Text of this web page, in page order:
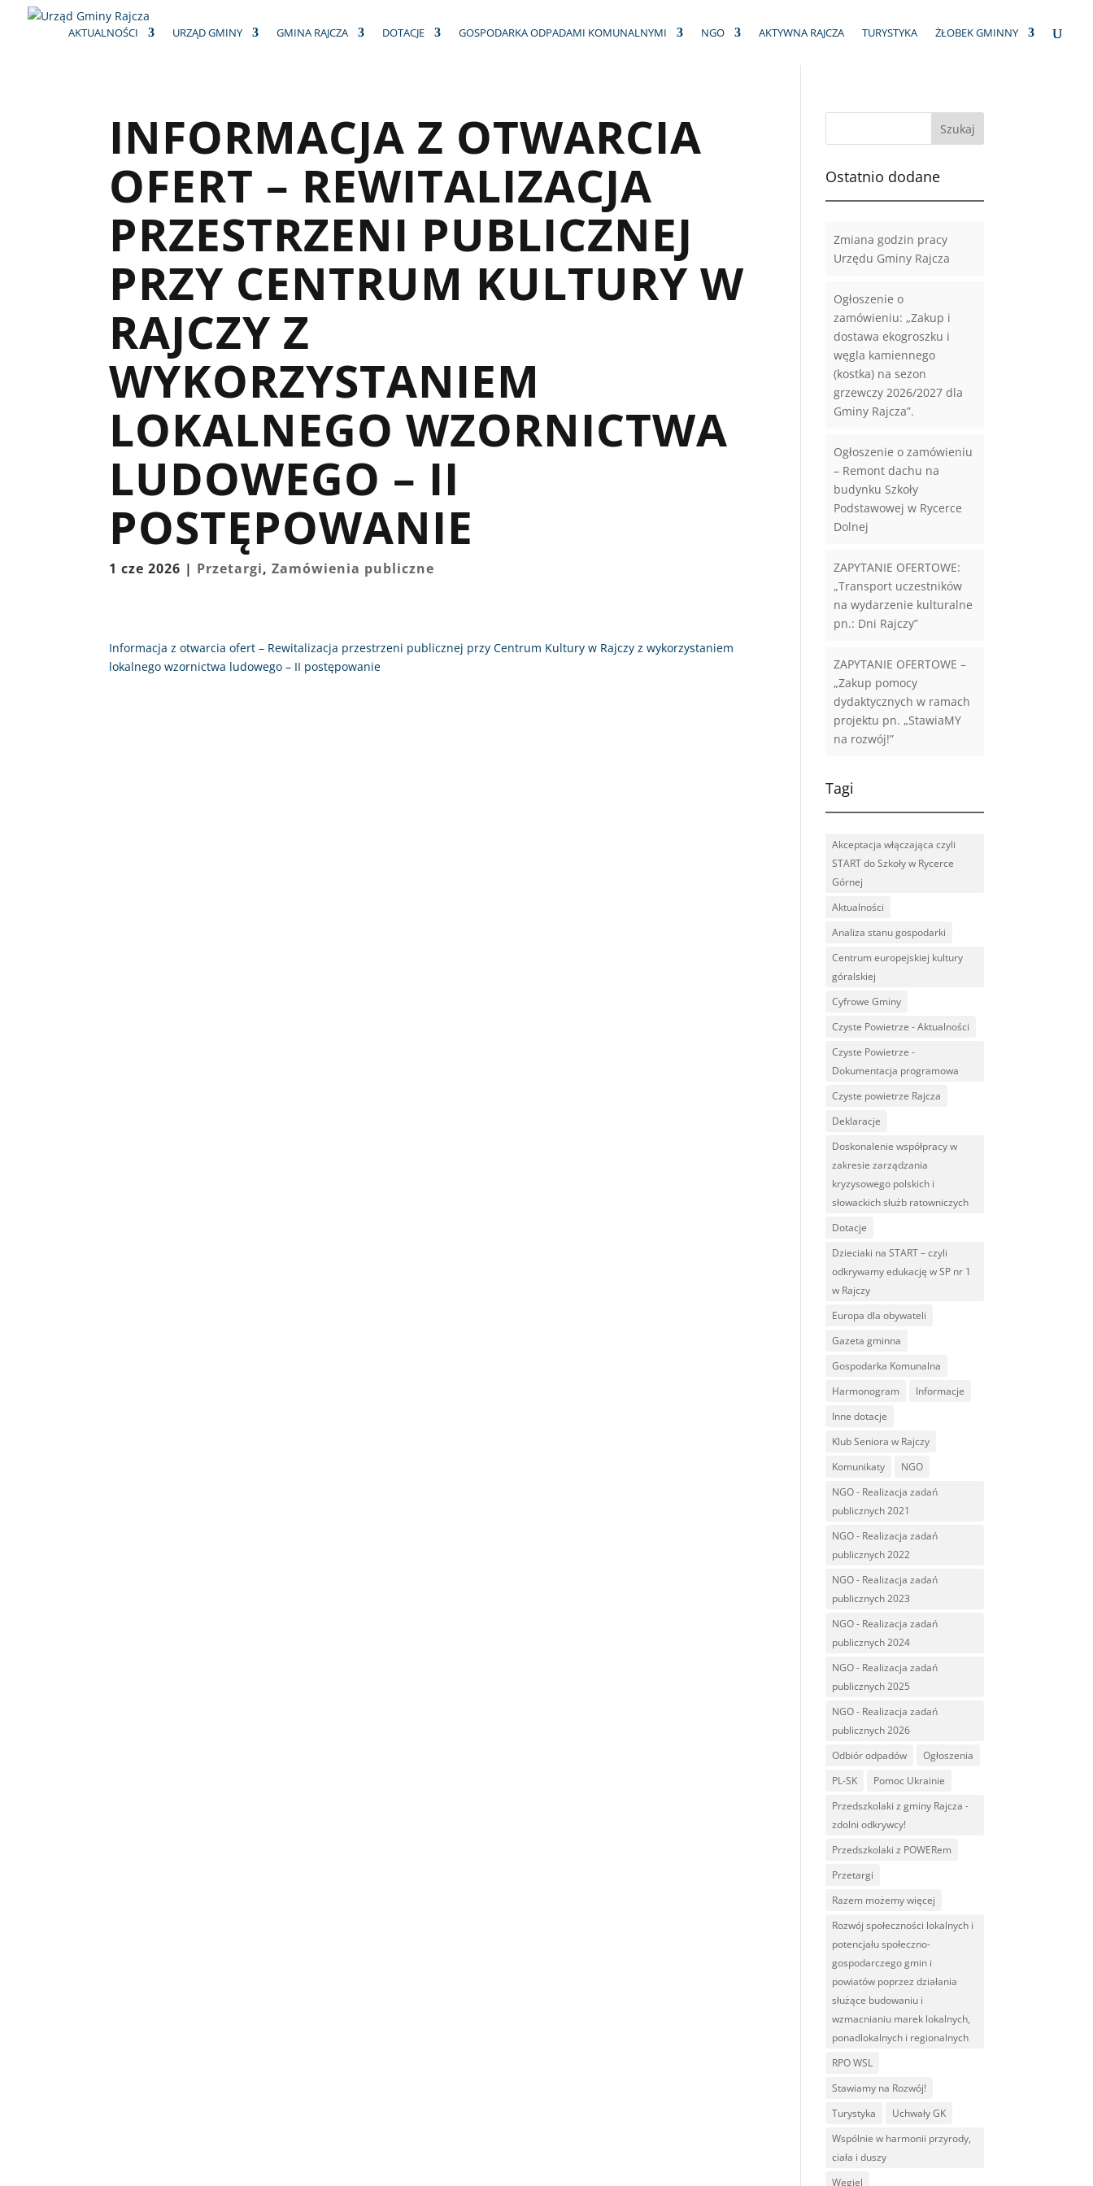
AKTUALNOŚCI URZĄD GMINY GMINA RAJCZA DOTACJE GOSPODARKA ODPADAMI KOMUNALNYMI NGO AKTYWNA RAJCZA TURYSTYKA ŻŁOBEK GMINNY
INFORMACJA Z OTWARCIA
OFERT – REWITALIZACJA
PRZESTRZENI PUBLICZNEJ
PRZY CENTRUM KULTURY W
RAJCZY Z
WYKORZYSTANIEM
LOKALNEGO WZORNICTWA
LUDOWEGO – II
POSTĘPOWANIE
1 cze 2026 | Przetargi,Zamówienia publiczne
Informacja z otwarcia ofert – Rewitalizacja przestrzeni publicznej przy Centrum Kultury w Rajczy z wykorzystaniem
lokalnego wzornictwa ludowego – II postępowanie
Ostatnio dodane
Zmiana godzin pracy
Urzędu Gminy Rajcza
Ogłoszenie o
zamówieniu: „Zakup i
dostawa ekogroszku i
węgla kamiennego
(kostka) na sezon
grzewczy 2026/2027 dla
Gminy Rajcza”.
Ogłoszenie o zamówieniu
– Remont dachu na
budynku Szkoły
Podstawowej w Rycerce
Dolnej
ZAPYTANIE OFERTOWE:
„Transport uczestników
na wydarzenie kulturalne
pn.: Dni Rajczy”
ZAPYTANIE OFERTOWE –
„Zakup pomocy
dydaktycznych w ramach
projektu pn. „StawiaMY
na rozwój!”
Tagi
Akceptacja włączająca czyli
START do Szkoły w Rycerce
Górnej
Aktualności
Analiza stanu gospodarki
Centrum europejskiej kultury
góralskiej
Cyfrowe Gminy
Czyste Powietrze - Aktualności
Czyste Powietrze -
Dokumentacja programowa
Czyste powietrze Rajcza
Deklaracje
Doskonalenie współpracy w
zakresie zarządzania
kryzysowego polskich i
słowackich służb ratowniczych
Dotacje
Dzieciaki na START – czyli
odkrywamy edukację w SP nr 1
w Rajczy
Europa dla obywateli
Gazeta gminna
Gospodarka Komunalna
Harmonogram
Informacje
Inne dotacje
Klub Seniora w Rajczy
Komunikaty
NGO
NGO - Realizacja zadań
publicznych 2021
NGO - Realizacja zadań
publicznych 2022
NGO - Realizacja zadań
publicznych 2023
NGO - Realizacja zadań
publicznych 2024
NGO - Realizacja zadań
publicznych 2025
NGO - Realizacja zadań
publicznych 2026
Odbiór odpadów
Ogłoszenia
PL-SK
Pomoc Ukrainie
Przedszkolaki z gminy Rajcza -
zdolni odkrywcy!
Przedszkolaki z POWERem
Przetargi
Razem możemy więcej
Rozwój społeczności lokalnych i
potencjału społeczno-
gospodarczego gmin i
powiatów poprzez działania
służące budowaniu i
wzmacnianiu marek lokalnych,
ponadlokalnych i regionalnych
RPO WSL
Stawiamy na Rozwój!
Turystyka
Uchwały GK
Wspólnie w harmonii przyrody,
ciała i duszy
Węgiel